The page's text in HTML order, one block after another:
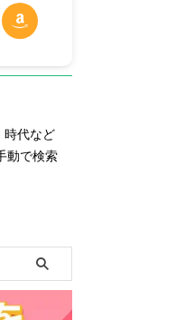
時代など
動で検索